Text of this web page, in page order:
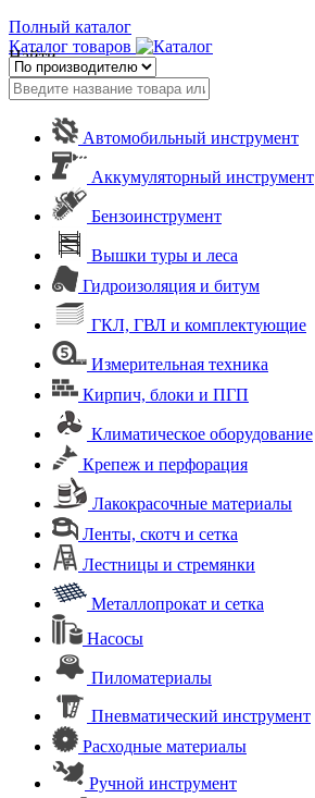
Полный каталог
Каталог товаров
Найти
Автомобильный инструмент
Аккумуляторный инструмент
Бензоинструмент
Вышки туры и леса
Гидроизоляция и битум
ГКЛ, ГВЛ и комплектующие
Измерительная техника
Кирпич, блоки и ПГП
Климатическое оборудование
Крепеж и перфорация
Лакокрасочные материалы
Ленты, скотч и сетка
Лестницы и стремянки
Металлопрокат и сетка
Насосы
Пиломатериалы
Пневматический инструмент
Расходные материалы
Ручной инструмент